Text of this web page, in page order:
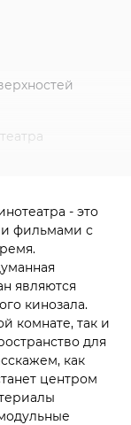
от
- это
фильмами с
являются
кинозала.
комнате, так и
для
как
центром